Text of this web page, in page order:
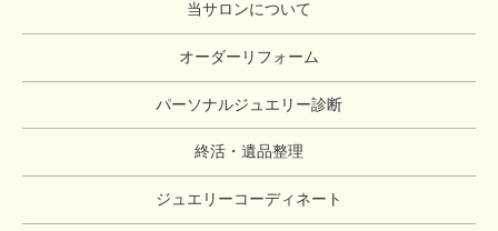
当サロンについて
オーダーリフォーム
パーソナルジュエリー診断
終活・遺品整理
ジュエリーコーディネート